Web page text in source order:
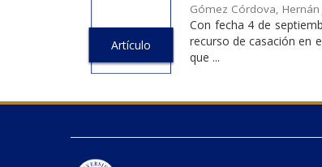
Artículo
Gómez Córdova, Hernán
Con fecha 4 de
recurso de casación en
que ...